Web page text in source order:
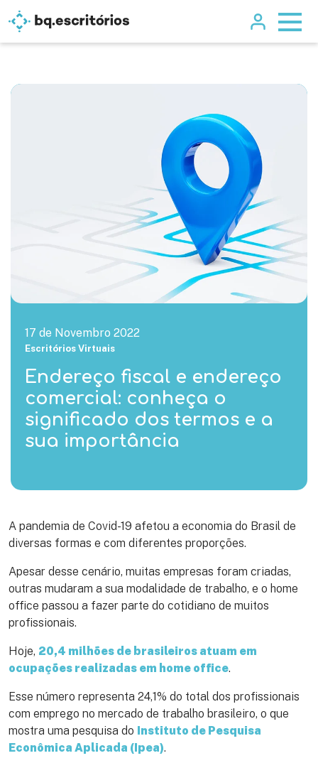
17 de Novembro 2022
Escritórios Virtuais
Endereço fiscal e endereço
comercial: conheça o
significado dos termos e a
sua importância
A pandemia de Covid-19 afetou a economia do Brasil de
diversas formas e com diferentes proporções.
Apesar desse cenário, muitas empresas foram criadas,
outras mudaram a sua modalidade de trabalho, e o home
office passou a fazer parte do cotidiano de muitos
profissionais.
Hoje, 20,4 milhões de brasileiros atuam em
ocupações realizadas em home office.
Esse número representa 24,1% do total dos profissionais
com emprego no mercado de trabalho brasileiro, o que
mostra uma pesquisa do Instituto de Pesquisa
Econômica Aplicada (Ipea).